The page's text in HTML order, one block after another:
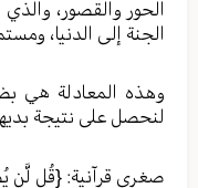
الحور والقصور،
الجنة إلى الدنيا،
وهذه المعادلة هي
لنحصل على نتيجة
صغرى قرآنية: {قُل لَّن